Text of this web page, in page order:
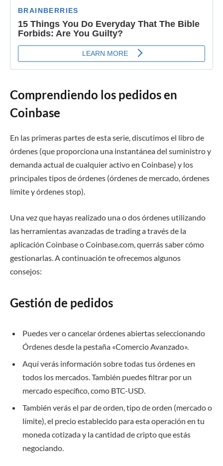
Comprendiendo los pedidos en
Coinbase
En las primeras partes de esta serie, discutimos el libro de
órdenes (que proporciona una instantánea del suministro y
demanda actual de cualquier activo en Coinbase) y los
principales tipos de órdenes (órdenes de mercado, órdenes
límite y órdenes stop).
Una vez que hayas realizado una o dos órdenes utilizando
las herramientas avanzadas de trading a través de la
aplicación Coinbase o Coinbase.com, querrás saber cómo
gestionarlas. A continuación te ofrecemos algunos
consejos:
Gestión de pedidos
Puedes ver o cancelar órdenes abiertas seleccionando
Órdenes desde la pestaña «Comercio Avanzado».
Aquí verás información sobre todas tus órdenes en
todos los mercados. También puedes filtrar por un
mercado específico, como BTC-USD.
También verás el par de orden, tipo de orden (mercado o
límite), el precio establecido para esta operación en tu
moneda cotizada y la cantidad de cripto que estás
negociando.